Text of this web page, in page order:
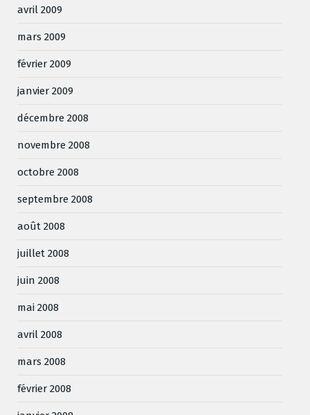
avril 2009
mars 2009
février 2009
janvier 2009
décembre 2008
novembre 2008
octobre 2008
septembre 2008
août 2008
juillet 2008
juin 2008
mai 2008
avril 2008
mars 2008
février 2008